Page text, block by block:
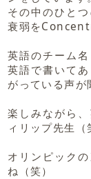
その中のひと
衰弱を
英語のチーム
英語で書いて
がっている声が
楽しみながら
ィリップ先生（
オリンピック
ね（笑）